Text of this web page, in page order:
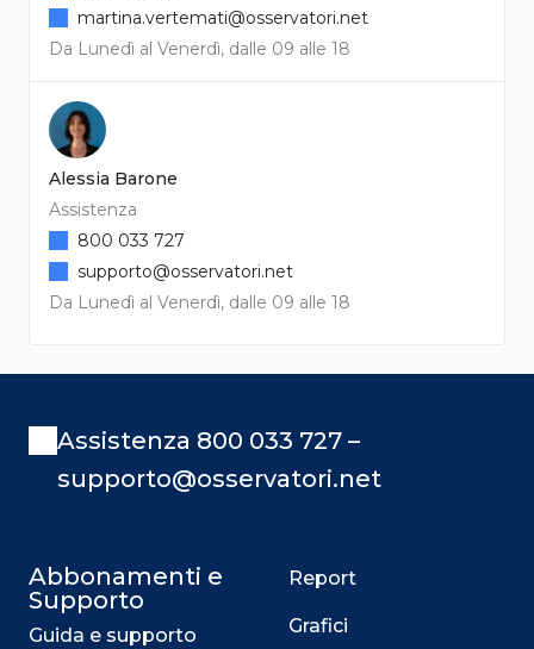
Da Lunedì al Venerdì, dalle 09 alle 18
martina.vertemati@osservatori.net
Alessia Barone
Assistenza
Da Lunedì al Venerdì, dalle 09 alle 18
800 033 727
supporto@osservatori.net
Assistenza 800 033 727 –
supporto@osservatori.net
Abbonamenti e
Supporto
Guida e supporto
Report
Grafici